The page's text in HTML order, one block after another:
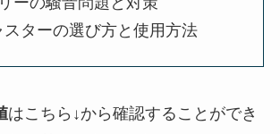
スターの選び方と使用方法
はこちら↓から確認することができ